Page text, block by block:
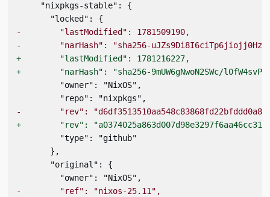
     "nixpkgs-stable": {
       "locked": {
-        "lastModified": 1781509190,
-        "narHash": "sha256-
+        "lastModified": 1781216227,
+        "narHash": "sha256-9mUW6gNwoN2SWc/
         "owner": "NixOS",
         "repo": "nixpkgs",
-        "rev":
+        "rev":
         "type": "github"
       },
       "original": {
         "owner": "NixOS",
-        "ref": "nixos-25.11",